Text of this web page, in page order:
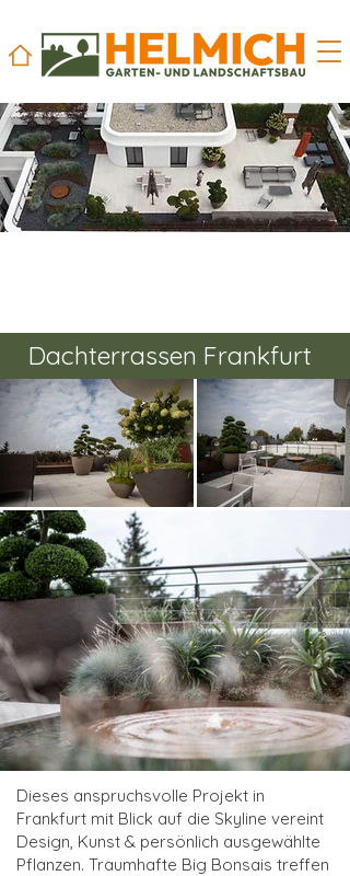
Dachterrassen Frankfurt
Dieses anspruchsvolle Projekt in
Frankfurt mit Blick auf die Skyline vereint
Design, Kunst & persönlich ausgewählte
Pflanzen. Traumhafte Big Bonsais treffen